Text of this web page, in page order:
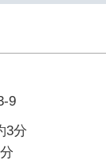
9
3分